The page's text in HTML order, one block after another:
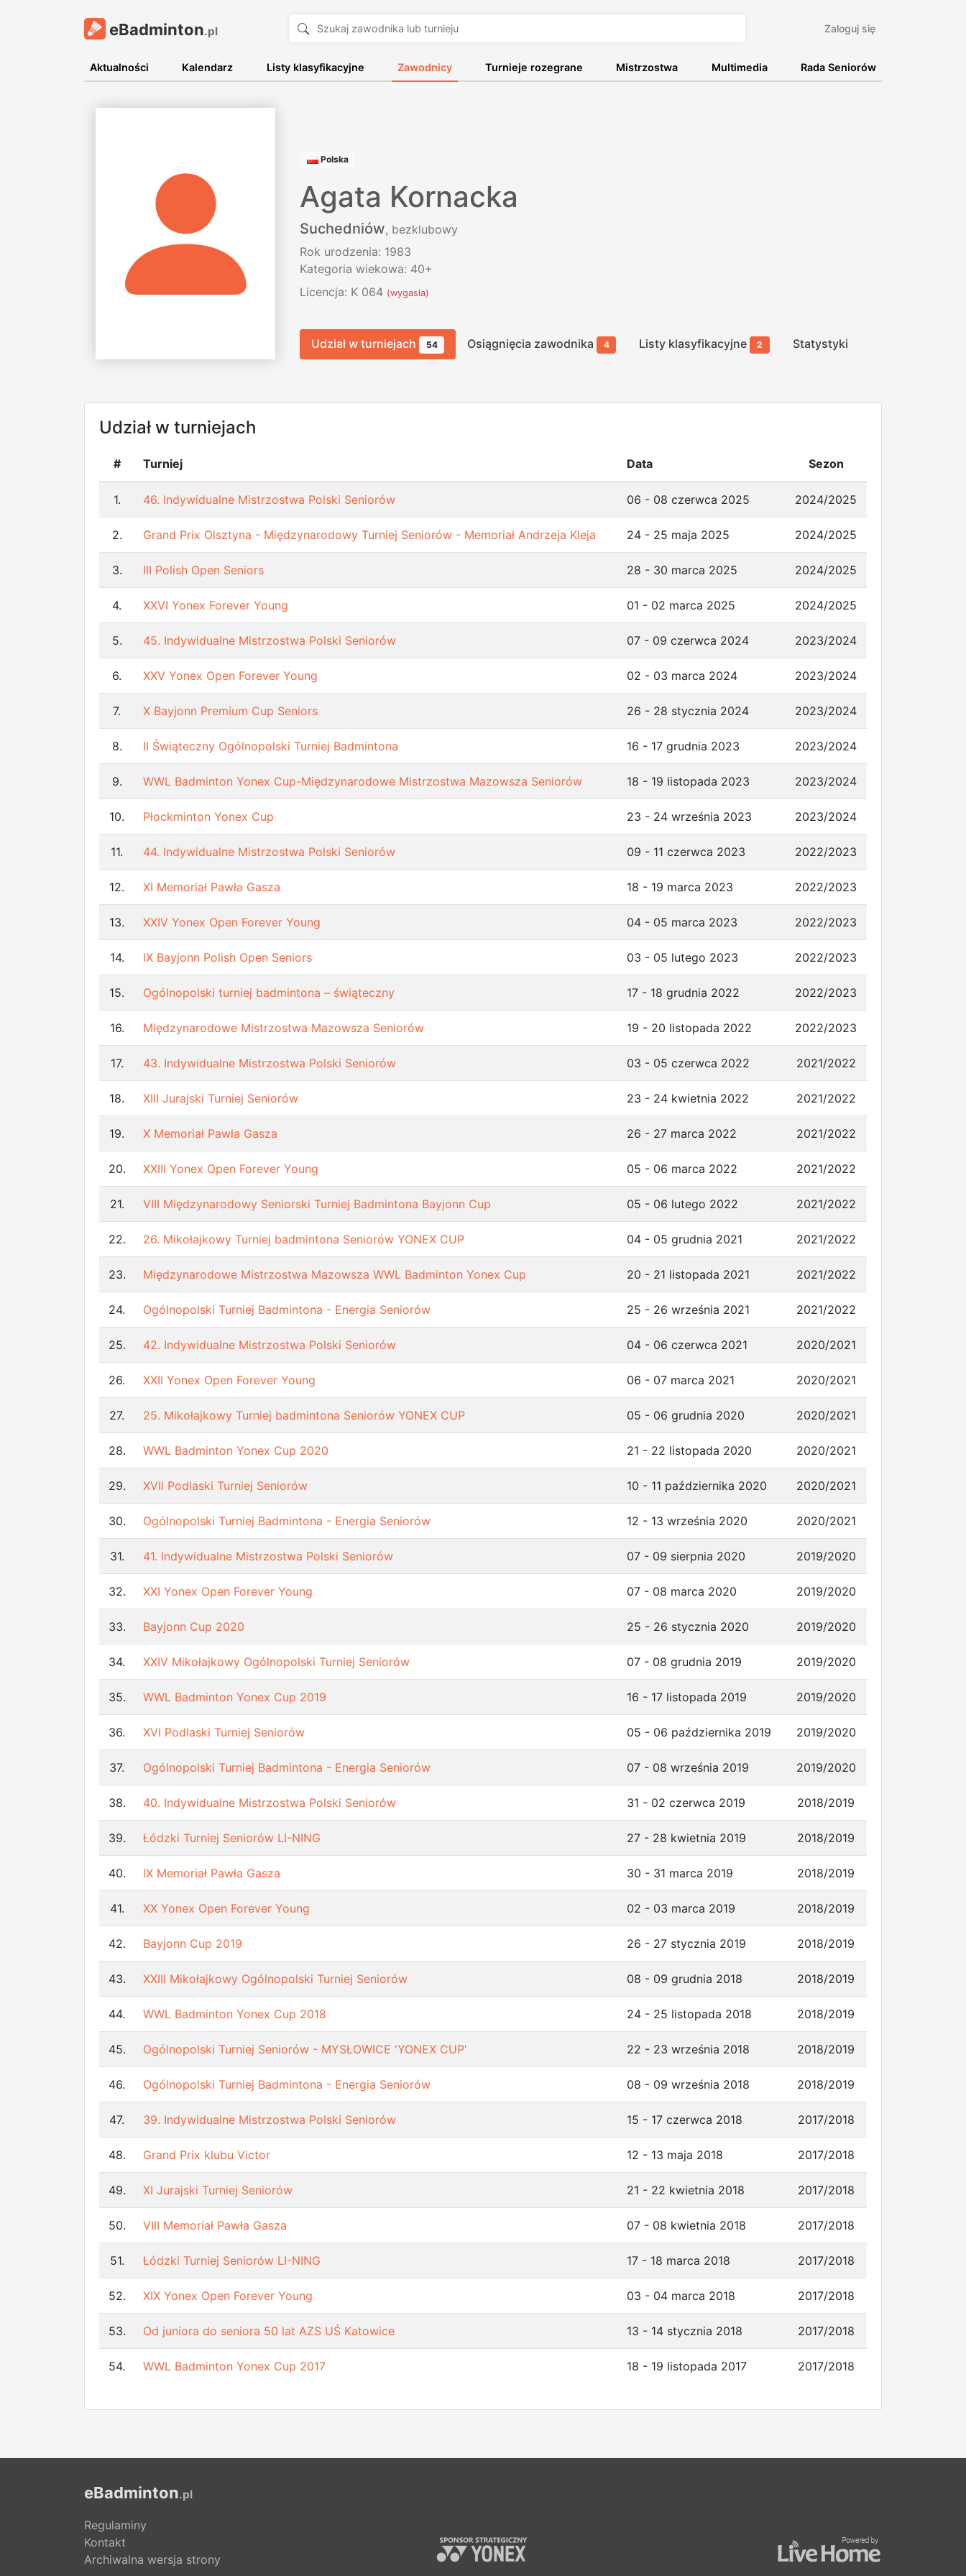
eBadminton.pl Zaloguj się
Aktualności Kalendarz Listy klasyfikacyjne Zawodnicy Turnieje rozegrane Mistrzostwa Multimedia Rada Seniorów
Polska
Agata Kornacka
Suchedniów, bezklubowy
Rok urodzenia: 1983
Kategoria wiekowa: 40+
Licencja: K 064 (wygasła)
Udział w turniejach 54 Osiągnięcia zawodnika 4 Listy klasyfikacyjne 2 Statystyki
Udział w turniejach
# Turniej Data Sezon
1. 46. Indywidualne Mistrzostwa Polski Seniorów 06 - 08 czerwca 2025 2024/2025
2. Grand Prix Olsztyna - Międzynarodowy Turniej Seniorów - Memoriał Andrzeja Kleja 24 - 25 maja 2025 2024/2025
3. III Polish Open Seniors 28 - 30 marca 2025 2024/2025
4. XXVI Yonex Forever Young 01 - 02 marca 2025 2024/2025
5. 45. Indywidualne Mistrzostwa Polski Seniorów 07 - 09 czerwca 2024 2023/2024
6. XXV Yonex Open Forever Young 02 - 03 marca 2024 2023/2024
7. X Bayjonn Premium Cup Seniors 26 - 28 stycznia 2024 2023/2024
8. II Świąteczny Ogólnopolski Turniej Badmintona 16 - 17 grudnia 2023 2023/2024
9. WWL Badminton Yonex Cup-Międzynarodowe Mistrzostwa Mazowsza Seniorów 18 - 19 listopada 2023 2023/2024
10. Płockminton Yonex Cup 23 - 24 września 2023 2023/2024
11. 44. Indywidualne Mistrzostwa Polski Seniorów 09 - 11 czerwca 2023 2022/2023
12. XI Memoriał Pawła Gasza 18 - 19 marca 2023 2022/2023
13. XXIV Yonex Open Forever Young 04 - 05 marca 2023 2022/2023
14. IX Bayjonn Polish Open Seniors 03 - 05 lutego 2023 2022/2023
15. Ogólnopolski turniej badmintona – świąteczny 17 - 18 grudnia 2022 2022/2023
16. Międzynarodowe Mistrzostwa Mazowsza Seniorów 19 - 20 listopada 2022 2022/2023
17. 43. Indywidualne Mistrzostwa Polski Seniorów 03 - 05 czerwca 2022 2021/2022
18. XIII Jurajski Turniej Seniorów 23 - 24 kwietnia 2022 2021/2022
19. X Memoriał Pawła Gasza 26 - 27 marca 2022 2021/2022
20. XXIII Yonex Open Forever Young 05 - 06 marca 2022 2021/2022
21. VIII Międzynarodowy Seniorski Turniej Badmintona Bayjonn Cup 05 - 06 lutego 2022 2021/2022
22. 26. Mikołajkowy Turniej badmintona Seniorów YONEX CUP 04 - 05 grudnia 2021 2021/2022
23. Międzynarodowe Mistrzostwa Mazowsza WWL Badminton Yonex Cup 20 - 21 listopada 2021 2021/2022
24. Ogólnopolski Turniej Badmintona - Energia Seniorów 25 - 26 września 2021 2021/2022
25. 42. Indywidualne Mistrzostwa Polski Seniorów 04 - 06 czerwca 2021 2020/2021
26. XXII Yonex Open Forever Young 06 - 07 marca 2021 2020/2021
27. 25. Mikołajkowy Turniej badmintona Seniorów YONEX CUP 05 - 06 grudnia 2020 2020/2021
28. WWL Badminton Yonex Cup 2020 21 - 22 listopada 2020 2020/2021
29. XVII Podlaski Turniej Seniorów 10 - 11 października 2020 2020/2021
30. Ogólnopolski Turniej Badmintona - Energia Seniorów 12 - 13 września 2020 2020/2021
31. 41. Indywidualne Mistrzostwa Polski Seniorów 07 - 09 sierpnia 2020 2019/2020
32. XXI Yonex Open Forever Young 07 - 08 marca 2020 2019/2020
33. Bayjonn Cup 2020 25 - 26 stycznia 2020 2019/2020
34. XXIV Mikołajkowy Ogólnopolski Turniej Seniorów 07 - 08 grudnia 2019 2019/2020
35. WWL Badminton Yonex Cup 2019 16 - 17 listopada 2019 2019/2020
36. XVI Podlaski Turniej Seniorów 05 - 06 października 2019 2019/2020
37. Ogólnopolski Turniej Badmintona - Energia Seniorów 07 - 08 września 2019 2019/2020
38. 40. Indywidualne Mistrzostwa Polski Seniorów 31 - 02 czerwca 2019 2018/2019
39. Łódzki Turniej Seniorów LI-NING 27 - 28 kwietnia 2019 2018/2019
40. IX Memoriał Pawła Gasza 30 - 31 marca 2019 2018/2019
41. XX Yonex Open Forever Young 02 - 03 marca 2019 2018/2019
42. Bayjonn Cup 2019 26 - 27 stycznia 2019 2018/2019
43. XXIII Mikołajkowy Ogólnopolski Turniej Seniorów 08 - 09 grudnia 2018 2018/2019
44. WWL Badminton Yonex Cup 2018 24 - 25 listopada 2018 2018/2019
45. Ogólnopolski Turniej Seniorów - MYSŁOWICE 'YONEX CUP' 22 - 23 września 2018 2018/2019
46. Ogólnopolski Turniej Badmintona - Energia Seniorów 08 - 09 września 2018 2018/2019
47. 39. Indywidualne Mistrzostwa Polski Seniorów 15 - 17 czerwca 2018 2017/2018
48. Grand Prix klubu Victor 12 - 13 maja 2018 2017/2018
49. XI Jurajski Turniej Seniorów 21 - 22 kwietnia 2018 2017/2018
50. VIII Memoriał Pawła Gasza 07 - 08 kwietnia 2018 2017/2018
51. Łódzki Turniej Seniorów LI-NING 17 - 18 marca 2018 2017/2018
52. XIX Yonex Open Forever Young 03 - 04 marca 2018 2017/2018
53. Od juniora do seniora 50 lat AZS UŚ Katowice 13 - 14 stycznia 2018 2017/2018
54. WWL Badminton Yonex Cup 2017 18 - 19 listopada 2017 2017/2018
eBadminton.pl
Regulaminy
Kontakt
Archiwalna wersja strony